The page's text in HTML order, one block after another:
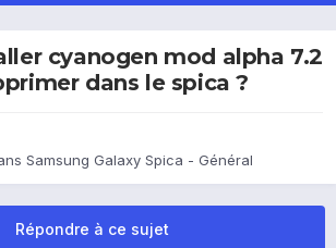
cyanogen mod alpha 7.2
dans le spica ?
Samsung Galaxy Spica - Général
Répondre à ce sujet